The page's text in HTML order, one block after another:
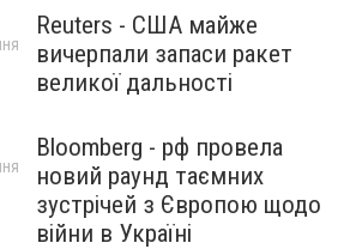
Reuters - США майже
вичерпали запаси ракет
великої дальності
Bloomberg - рф провела
новий раунд таємних
зустрічей з Європою щодо
війни в Україні